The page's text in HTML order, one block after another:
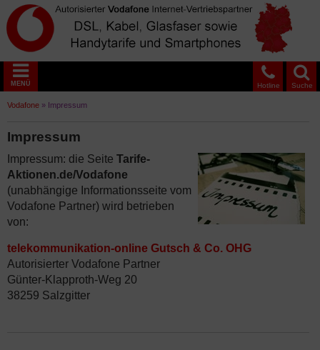
Suche
Hotline
MENÜ
Vodafone » Impressum
Impressum
Impressum: die Seite Tarife-
Aktionen.de/Vodafone
(unabhängige Informationsseite vom
Vodafone Partner) wird betrieben
von:
telekommunikation-online Gutsch & Co. OHG
Autorisierter Vodafone Partner
Günter-Klapproth-Weg 20
38259 Salzgitter